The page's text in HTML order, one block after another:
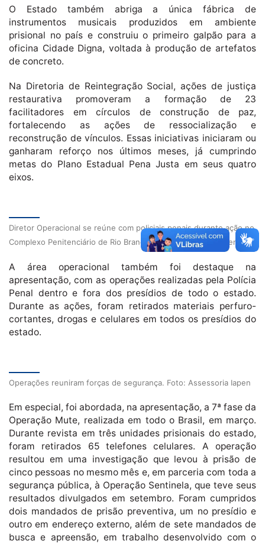
O Estado também abriga a única fábrica de
instrumentos musicais produzidos em ambiente
prisional no país e construiu o primeiro galpão para a
oficina Cidade Digna, voltada à produção de artefatos
de concreto.
Na Diretoria de Reintegração Social, ações de justiça
restaurativa promoveram a formação de 23
facilitadores em círculos de construção de paz,
fortalecendo as ações de ressocialização e
reconstrução de vínculos. Essas iniciativas iniciaram ou
ganharam reforço nos últimos meses, já cumprindo
metas do Plano Estadual Pena Justa em seus quatro
eixos.
Diretor Operacional se reúne com policiais penais durante ação no
Complexo Penitenciário de Rio Branco. Foto: Assessoria Iapen
A área operacional também foi destaque na
apresentação, com as operações realizadas pela Polícia
Penal dentro e fora dos presídios de todo o estado.
Durante as ações, foram retirados materiais perfuro-
cortantes, drogas e celulares em todos os presídios do
estado.
Operações reuniram forças de segurança. Foto: Assessoria Iapen
Em especial, foi abordada, na apresentação, a 7ª fase da
Operação Mute, realizada em todo o Brasil, em março.
Durante revista em três unidades prisionais do estado,
foram retirados 65 telefones celulares. A operação
resultou em uma investigação que levou à prisão de
cinco pessoas no mesmo mês e, em parceria com toda a
segurança pública, à Operação Sentinela, que teve seus
resultados divulgados em setembro. Foram cumpridos
dois mandados de prisão preventiva, um no presídio e
outro em endereço externo, além de sete mandados de
busca e apreensão, em trabalho desenvolvido com o